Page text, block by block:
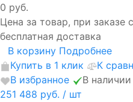
0 руб.
Цена за товар, при заказе
бесплатная доставка
В корзину Подробнее
Купить в 1 клик
К
В избранное
В наличии
251 488 руб. / шт